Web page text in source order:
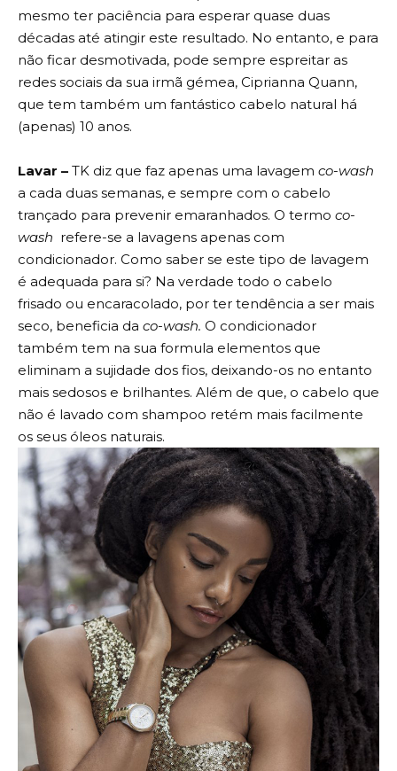
mesmo ter paciência para esperar quase duas
décadas até atingir este resultado. No entanto, e para
não ficar desmotivada, pode sempre espreitar as
redes sociais da sua irmã gémea, Ciprianna Quann,
que tem também um fantástico cabelo natural há
(apenas) 10 anos.
Lavar – TK diz que faz apenas uma lavagem co-wash
a cada duas semanas, e sempre com o cabelo
trançado para prevenir emaranhados. O termo co-
wash refere-se a lavagens apenas com
condicionador. Como saber se este tipo de lavagem
é adequada para si? Na verdade todo o cabelo
frisado ou encaracolado, por ter tendência a ser mais
seco, beneficia da co-wash. O condicionador
também tem na sua formula elementos que
eliminam a sujidade dos fios, deixando-os no entanto
mais sedosos e brilhantes. Além de que, o cabelo que
não é lavado com shampoo retém mais facilmente
os seus óleos naturais.